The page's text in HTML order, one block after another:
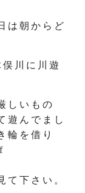
は朝からど
川に川遊
しいもの
遊んでまし
輪を借り
て下さい。